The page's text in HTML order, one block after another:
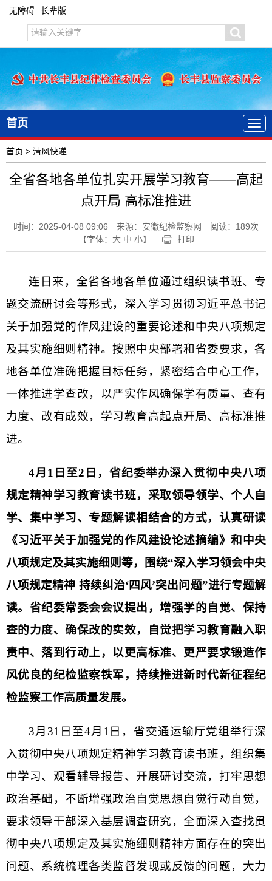
无障碍 长辈版
首页
首页 > 清风快递
全省各地各单位扎实开展学习教育——高起
点开局 高标准推进
时间：2025-04-08 09:06 来源：安徽纪检监察网 阅读： 189次
【字体： 大 中 小】 打印
连日来，全省各地各单位通过组织读书班、专
题交流研讨会等形式，深入学习贯彻习近平总书记
关于加强党的作风建设的重要论述和中央八项规定
及其实施细则精神。按照中央部署和省委要求，各
地各单位准确把握目标任务，紧密结合中心工作，
一体推进学查改，以严实作风确保学有质量、查有
力度、改有成效，学习教育高起点开局、高标准推
进。
4月1日至2日，省纪委举办深入贯彻中央八项
规定精神学习教育读书班，采取领导领学、个人自
学、集中学习、专题解读相结合的方式，认真研读
《习近平关于加强党的作风建设论述摘编》和中央
八项规定及其实施细则等，围绕“深入学习领会中央
八项规定精神 持续纠治‘四风’突出问题”进行专题解
读。省纪委常委会会议提出，增强学的自觉、保持
查的力度、确保改的实效，自觉把学习教育融入职
责中、落到行动上，以更高标准、更严要求锻造作
风优良的纪检监察铁军，持续推进新时代新征程纪
检监察工作高质量发展。
3月31日至4月1日，省交通运输厅党组举行深
入贯彻中央八项规定精神学习教育读书班，组织集
中学习、观看辅导报告、开展研讨交流，打牢思想
政治基础，不断增强政治自觉思想自觉行动自觉，
要求领导干部深入基层调查研究，全面深入查找贯
彻中央八项规定及其实施细则精神方面存在的突出
问题、系统梳理各类监督发现或反馈的问题，大力